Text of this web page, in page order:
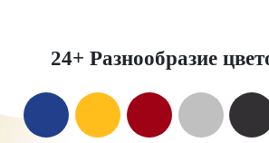
24+ Разнообразие